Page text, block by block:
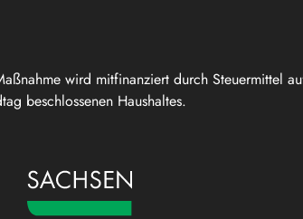
wird mitfinanziert durch Steuermittel
beschlossenen Haushaltes.